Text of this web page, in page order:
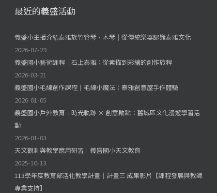
最近的義盛活動
義盛小主播介紹泰雅族竹管琴、木琴｜從傳統樂器認識泰雅文化
2026-07-29
義盛國小藝術課程｜石上泰雅：從素描到彩繪的創作旅程
2026-03-21
義盛國小毛線創作課程｜毛線小魔法：泰雅創意屋手作體驗
2026-01-05
義盛國小戶外教育｜時光軌跡 × 創意啟點：舊城區文化漫遊學習活
動
2026-01-03
天文觀測與教學應用研習｜義盛國小天文教育
2025-10-13
113學年度教育部活化教學計畫｜計畫三 成果影片【課程發展與教師
專業支持】